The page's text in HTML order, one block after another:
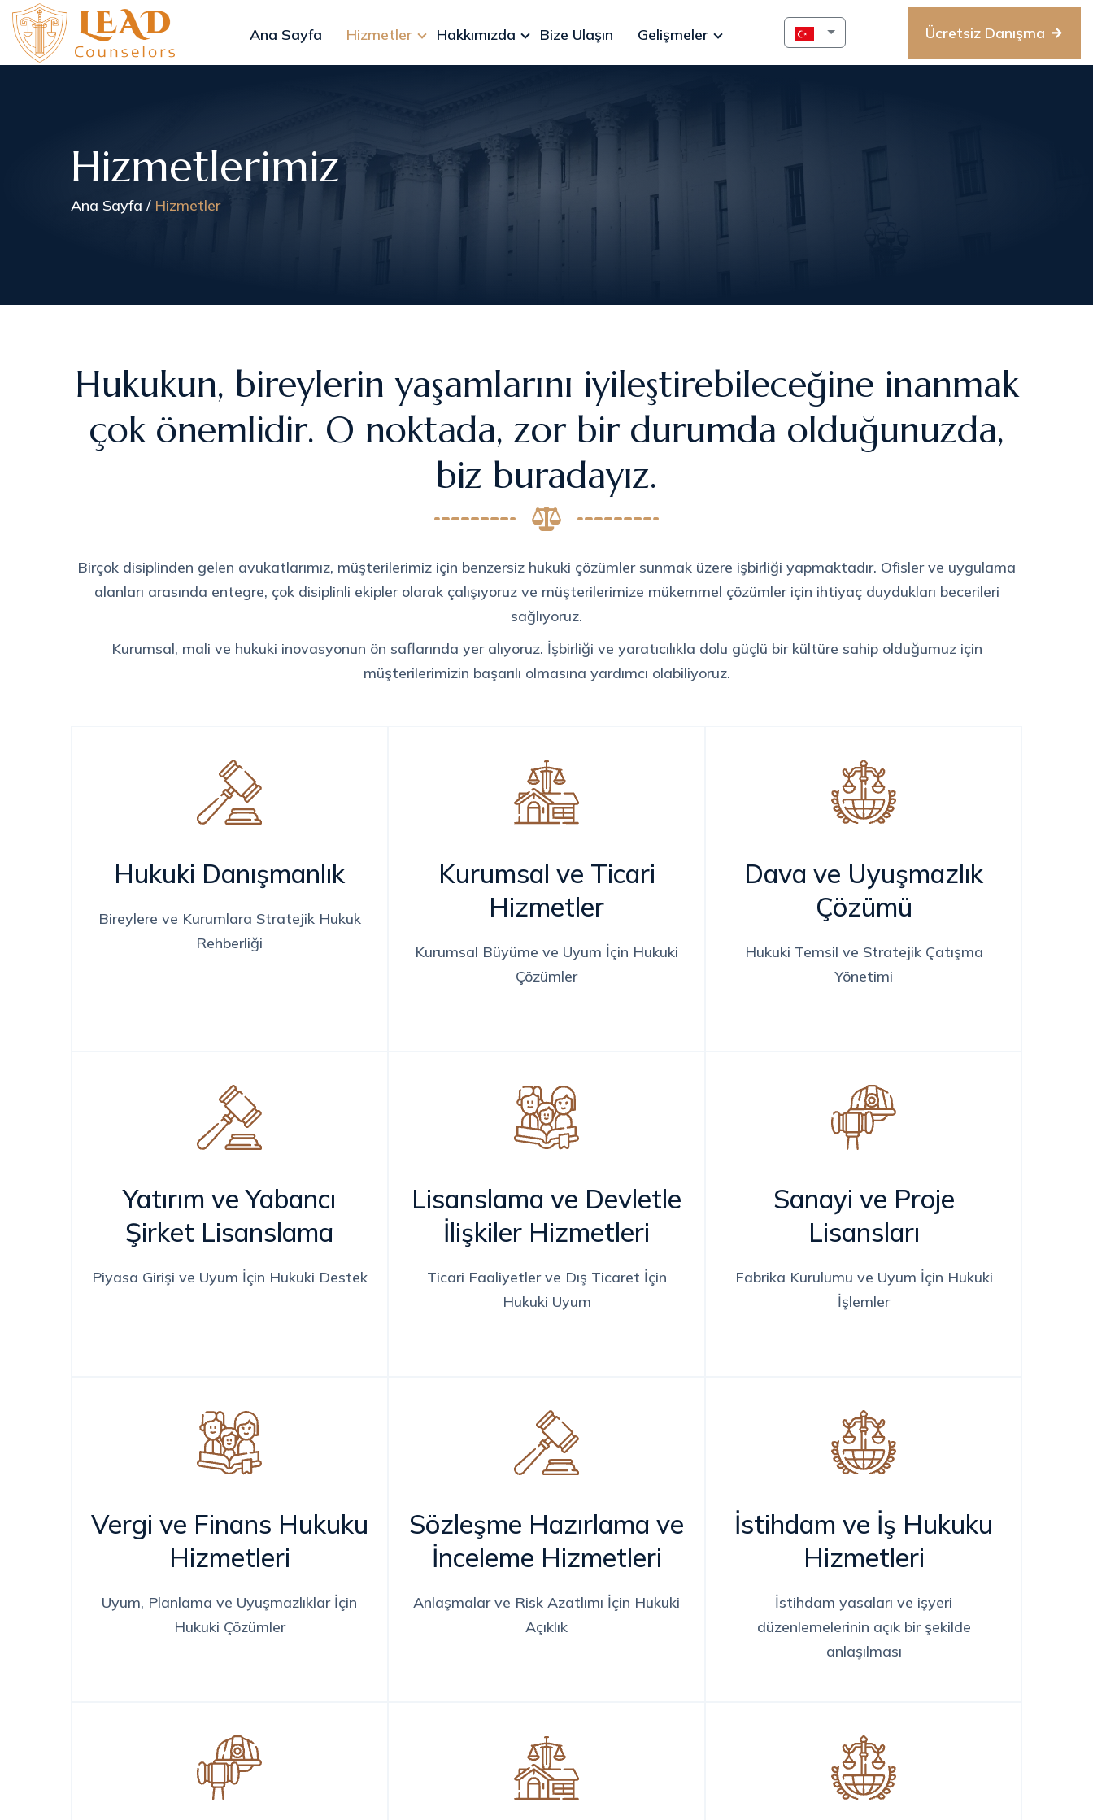
Ana Sayfa Hizmetler Hakkımızda Bize Ulaşın Gelişmeler Ücretsiz Danışma
Hizmetlerimiz
Ana Sayfa Hizmetler
Hukukun, bireylerin yaşamlarını iyileştirebileceğine inanmak
çok önemlidir. O noktada, zor bir durumda olduğunuzda,
biz buradayız.
Birçok disiplinden gelen avukatlarımız, müşterilerimiz için benzersiz hukuki çözümler sunmak üzere işbirliği yapmaktadır. Ofisler ve uygulama
alanları arasında entegre, çok disiplinli ekipler olarak çalışıyoruz ve müşterilerimize mükemmel çözümler için ihtiyaç duydukları becerileri
sağlıyoruz.
Kurumsal, mali ve hukuki inovasyonun ön saflarında yer alıyoruz. İşbirliği ve yaratıcılıkla dolu güçlü bir kültüre sahip olduğumuz için
müşterilerimizin başarılı olmasına yardımcı olabiliyoruz.
Hukuki Danışmanlık
Bireylere ve Kurumlara Stratejik Hukuk
Rehberliği
Kurumsal ve Ticari
Hizmetler
Kurumsal Büyüme ve Uyum İçin Hukuki
Çözümler
Dava ve Uyuşmazlık
Çözümü
Hukuki Temsil ve Stratejik Çatışma
Yönetimi
Yatırım ve Yabancı
Şirket Lisanslama
Piyasa Girişi ve Uyum İçin Hukuki Destek
Lisanslama ve Devletle
İlişkiler Hizmetleri
Ticari Faaliyetler ve Dış Ticaret İçin
Hukuki Uyum
Sanayi ve Proje
Lisansları
Fabrika Kurulumu ve Uyum İçin Hukuki
İşlemler
Vergi ve Finans Hukuku
Hizmetleri
Uyum, Planlama ve Uyuşmazlıklar İçin
Hukuki Çözümler
Sözleşme Hazırlama ve
İnceleme Hizmetleri
Anlaşmalar ve Risk Azatlımı İçin Hukuki
Açıklık
İstihdam ve İş Hukuku
Hizmetleri
İstihdam yasaları ve işyeri
düzenlemelerinin açık bir şekilde
anlaşılması